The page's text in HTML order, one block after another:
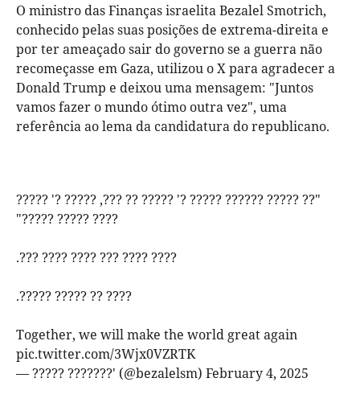
O ministro das Finanças israelita Bezalel Smotrich,
conhecido pelas suas posições de extrema-direita e
por ter ameaçado sair do governo se a guerra não
recomeçasse em Gaza, utilizou o X para agradecer a
Donald Trump e deixou uma mensagem: "Juntos
vamos fazer o mundo ótimo outra vez", uma
referência ao lema da candidatura do republicano.
"?? ????? ?????? ????? ?' ????? ?? ???, ????? ?' ?????
???? ????? ?????"
???? ???? ??? ???? ???? ???.
???? ?? ????? ?????.
Together, we will make the world great again
pic.twitter.com/3Wjx0VZRTK
— ????? ???????' (@bezalelsm) February 4, 2025